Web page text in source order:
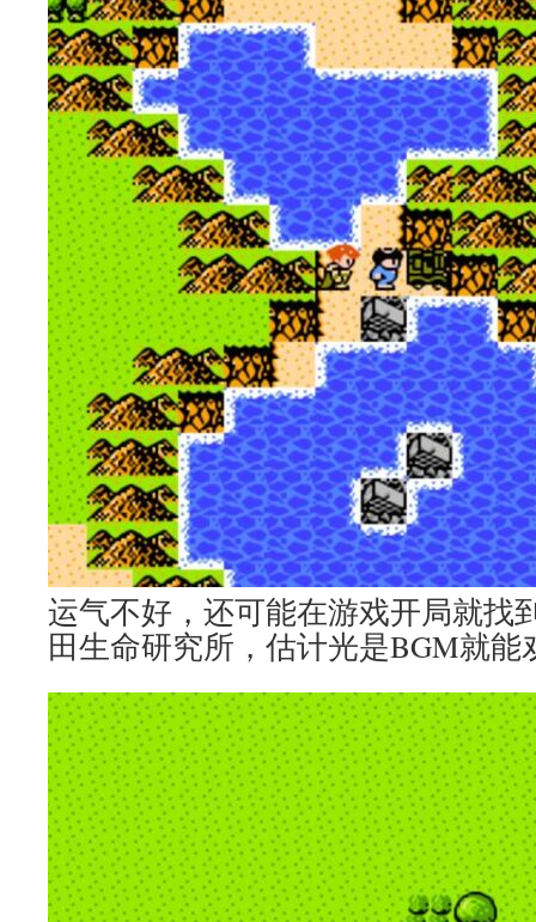
运气不好，还可能在游戏开局就找
田生命研究所，估计光是BGM就能